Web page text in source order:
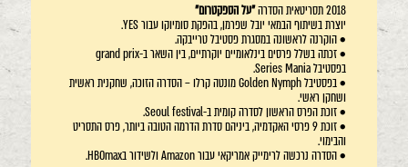
2018 תסריטאית הסדרה
"על הספקטרום"
יוצרת בשיתוף הבמאי יובל שפרמן, בהפקת סומיוקו עבור YES.
• הוקרנה לראשונה במסגרת פסטיבל טרייבקה.
• זכתה בשלל פרסים בינלאומיים יוקרתיים, בין השאר ב-grand prix
בפסטיבל Series Mania.
• בפסטיבל Golden Nymph מונטה קרלו – הסדרה הזוכה, שחקנית ראשית
ושחקן ראשי.
• זוכת הפרס הראשון לסדרה קומית ב-Seoul festival.
• זוכת 9 פרסי האקדמיה, ביניהם סדרת הדרמה הטובה ביותר, פרס התסריט
והבימוי.
• הסדרה נרכשה לרימייק אמריקאי עבור Amazon ולשידור בHBOmax.